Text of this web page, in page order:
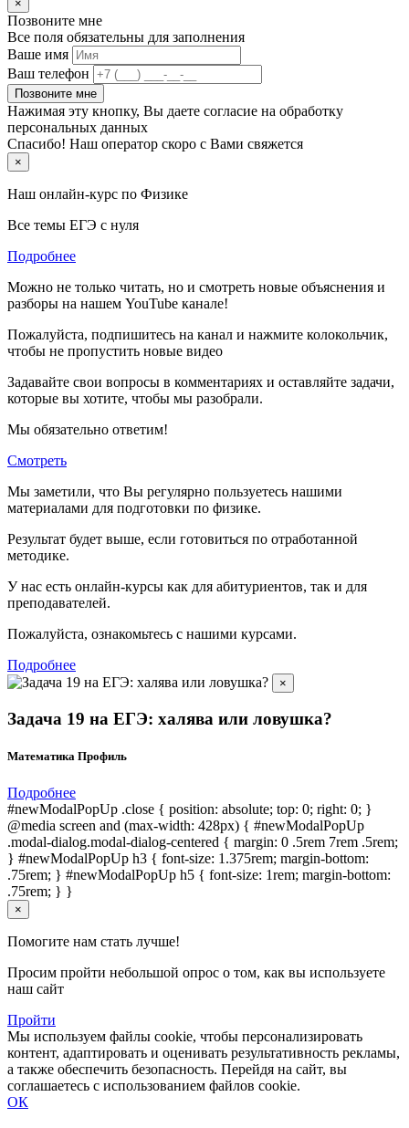
×
Позвоните мне
Все поля обязательны для заполнения
Ваше имя
Ваш телефон
Позвоните мне
Нажимая эту кнопку, Вы даете согласие на обработку
персональных данных
Спасибо! Наш оператор скоро с Вами свяжется
×
Наш онлайн-курс по Физике
Все темы ЕГЭ с нуля
Подробнее
Можно не только читать, но и смотреть новые объяснения и
разборы на нашем YouTube канале!
Пожалуйста, подпишитесь на канал и нажмите колокольчик,
чтобы не пропустить новые видео
Задавайте свои вопросы в комментариях и оставляйте задачи,
которые вы хотите, чтобы мы разобрали.
Мы обязательно ответим!
Смотреть
Мы заметили, что Вы регулярно пользуетесь нашими
материалами для подготовки по физике.
Результат будет выше, если готовиться по отработанной
методике.
У нас есть онлайн-курсы как для абитуриентов, так и для
преподавателей.
Пожалуйста, ознакомьтесь с нашими курсами.
Подробнее
×
Задача 19 на ЕГЭ: халява или ловушка?
Математика Профиль
Подробнее
#newModalPopUp .close { position: absolute; top: 0; right: 0; }
@media screen and (max-width: 428px) { #newModalPopUp
.modal-dialog.modal-dialog-centered { margin: 0 .5rem 7rem .5rem;
} #newModalPopUp h3 { font-size: 1.375rem; margin-bottom:
.75rem; } #newModalPopUp h5 { font-size: 1rem; margin-bottom:
.75rem; } }
×
Помогите нам стать лучше!
Просим пройти небольшой опрос о том, как вы используете
наш сайт
Пройти
Мы используем файлы cookie, чтобы персонализировать
контент, адаптировать и оценивать результативность рекламы,
а также обеспечить безопасность. Перейдя на сайт, вы
соглашаетесь с использованием файлов cookie.
ОК